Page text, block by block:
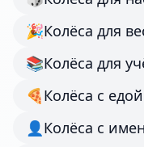
🎉Колёса для
📚Колёса для
🍕Колёса с
👤 Колёса с